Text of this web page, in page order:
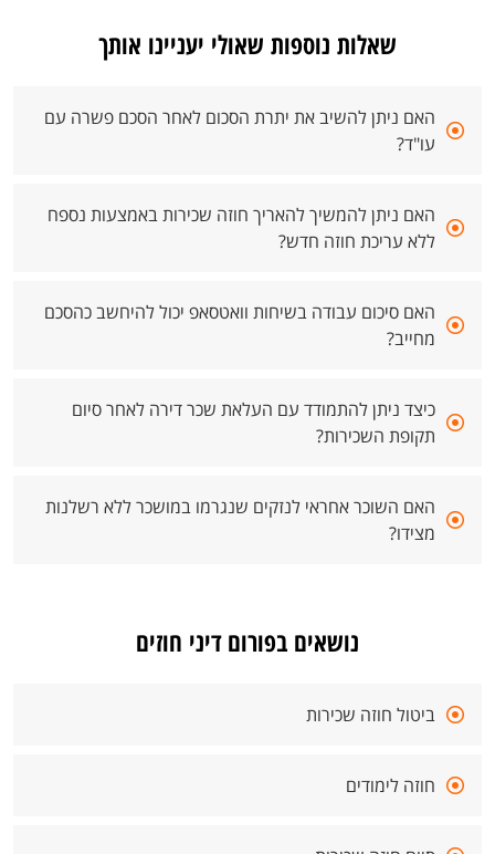
שאלות נוספות שאולי יעניינו אותך
האם ניתן להשיב את יתרת הסכום לאחר הסכם פשרה עם
עו"ד?
האם ניתן להמשיך להאריך חוזה שכירות באמצעות נספח
ללא עריכת חוזה חדש?
האם סיכום עבודה בשיחות וואטסאפ יכול להיחשב כהסכם
מחייב?
כיצד ניתן להתמודד עם העלאת שכר דירה לאחר סיום
תקופת השכירות?
האם השוכר אחראי לנזקים שנגרמו במושכר ללא רשלנות
מצידו?
נושאים בפורום דיני חוזים
ביטול חוזה שכירות
חוזה לימודים